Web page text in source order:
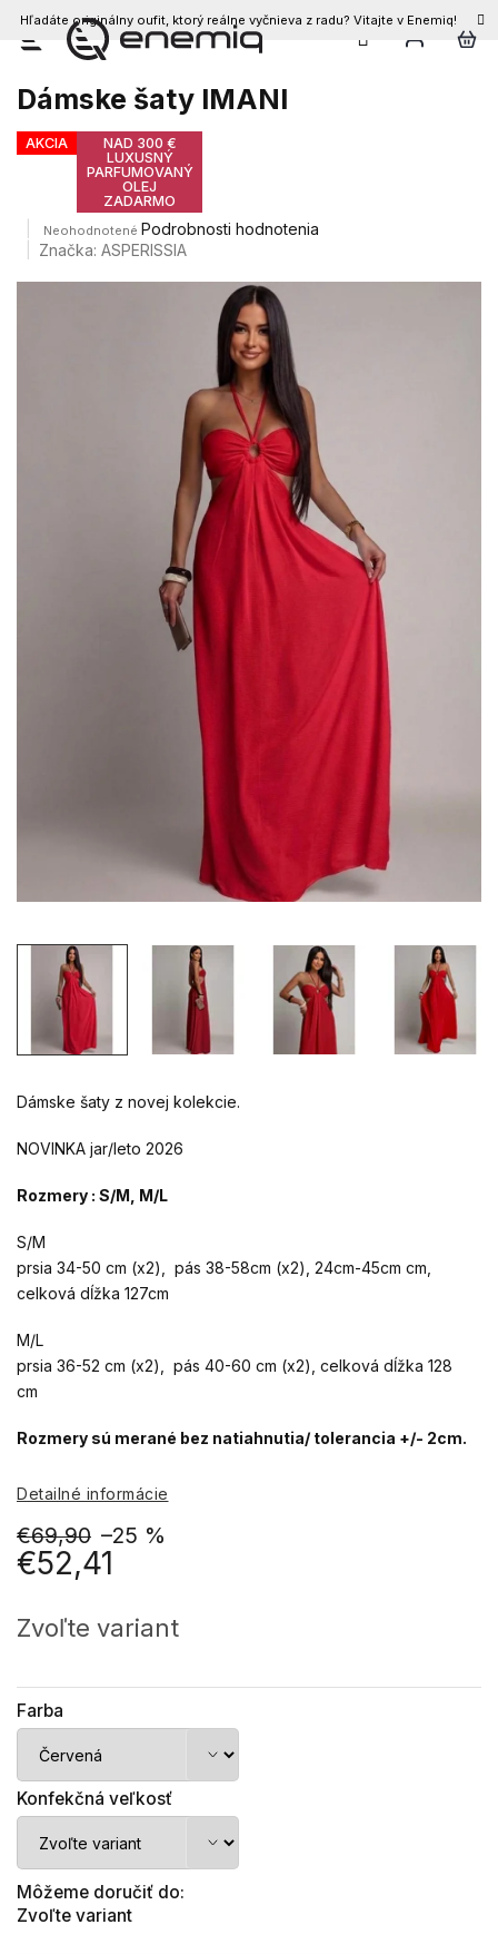
Prejsť
obsah
Hľadáte originálny oufit, ktorý reálne vyčnieva z radu? Vitajte v Enemiq!
Dámske šaty IMANI
AKCIA
NAD 300 €
LUXUSNÝ
PARFUMOVANÝ
OLEJ
ZADARMO
Priemerné
hodnotenie
Neohodnotené Podrobnosti hodnotenia
Značka:ASPERISSIA
€69,90 –25 %
€52,41
cena:
Zvoľte variant
Farba
Konfekčná veľkosť
Môžeme doručiť do:
Zvoľte variant
Dámske šaty z novej kolekcie.
NOVINKA jar/leto 2026
Rozmery : S/M, M/L
S/M
prsia 34-50 cm (x2), pás 38-58cm (x2), 24cm-45cm cm,
celková dĺžka 127cm
M/L
prsia 36-52 cm (x2), pás 40-60 cm (x2), celková dĺžka 128
cm
Rozmery sú merané bez natiahnutia/ tolerancia +/- 2cm.
Detailné informácie